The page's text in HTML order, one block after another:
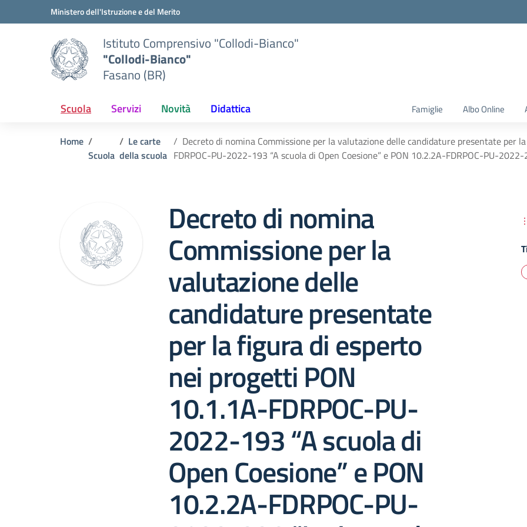
Vai ai contenuti
Vai al menu di navigazioneMinistero dell'Istruzione e del Merito
Istituto Comprensivo "Collodi-Bianco"
"Collodi-Bianco"
Fasano (BR)
Scuola Servizi Novità Didattica Famiglie Albo Online
Home
Scuola
Le carte
della scuola
Decreto di nomina Commissione per la valutazione delle candidature presentate per
FDRPOC-PU-2022-193 “A scuola di Open Coesione” e PON 10.2.2A-FDRPOC-PU-
Decreto di nomina
Commissione per la
valutazione delle
candidature presentate
per la figura di esperto
nei progetti PON
10.1.1A-FDRPOC-PU-
2022-193 “A scuola di
Open Coesione” e PON
10.2.2A-FDRPOC-PU-